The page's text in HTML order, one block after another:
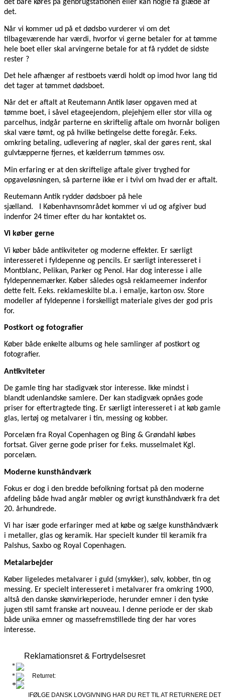
det bare køres på genbrugstationen eller kan nogle få glæde af
det.
Når vi kommer ud på et dødsbo vurderer vi om det
tilbageværende har værdi, hvorfor vi gerne betaler for at tømme
hele boet eller skal arvingerne betale for at få ryddet de sidste
rester ?
Det hele afhænger af restboets værdi holdt op imod hvor lang tid
det tager at tømmet dødsboet.
Når det er aftalt at Reutemann Antik løser opgaven med at
tømme boet, i såvel etageejendom, plejehjem eller stor villa og
parcelhus, indgår parterne en skriftelig aftale om hvornår boligen
skal være tømt, og på hvilke betingelse dette foregår. F.eks.
omkring betaling, udlevering af nøgler, skal der gøres rent, skal
gulvtæpperne fjernes, et kælderrum tømmes osv.
Min erfaring er at den skriftelige aftale giver tryghed for
opgaveløsningen, så parterne ikke er i tvivl om hvad der er aftalt.
Reutemann Antik rydder dødsboer på hele
sjælland. I Københavnsområdet kommer vi ud og afgiver bud
indenfor 24 timer efter du har kontaktet os.
Vi køber gerne
Vi køber både antikviteter og moderne effekter. Er særligt
interesseret i fyldepenne og pencils. Er særligt interesseret i
Montblanc, Pelikan, Parker og Penol. Har dog interesse i alle
fyldepennemærker. Køber således også reklameemer indenfor
dette felt. F.eks. reklameskilte bl.a. i emalje, karton osv. Store
modeller af fyldepenne i forskelligt materiale gives der god pris
for.
Postkort og fotografier
Køber både enkelte albums og hele samlinger af postkort og
fotografier.
Antikviteter
De gamle ting har stadigvæk stor interesse. Ikke mindst i
blandt udenlandske samlere. Der kan stadigvæk opnåes gode
priser for eftertragtede ting. Er særligt interesseret i at køb gamle
glas, lertøj og metalvarer i tin, messing og kobber.
Porcelæn fra Royal Copenhagen og Bing & Grøndahl købes
fortsat. Giver gerne gode priser for f.eks. musselmalet Kgl.
porcelæn.
Moderne kunsthåndværk
Fokus er dog i den bredde befolkning fortsat på den moderne
afdeling både hvad angår møbler og øvrigt kunsthåndværk fra det
20. århundrede.
Vi har især gode erfaringer med at købe og sælge kunsthåndværk
i metaller, glas og keramik. Har specielt kunder til keramik fra
Palshus, Saxbo og Royal Copenhagen.
Metalarbejder
Køber ligeledes metalvarer i guld (smykker), sølv, kobber, tin og
messing. Er specielt interesseret i metalvarer fra omkring 1900,
altså den danske skønvirkeperiode, herunder emner i den tyske
jugen stil samt franske art nouveau. I denne periode er der skab
både unika emner og massefremstillede ting der har vores
interesse.
Reklamationsret & Fortrydelsesret
Returret:
IFØLGE DANSK LOVGIVNING HAR DU RET TIL AT RETURNERE DET